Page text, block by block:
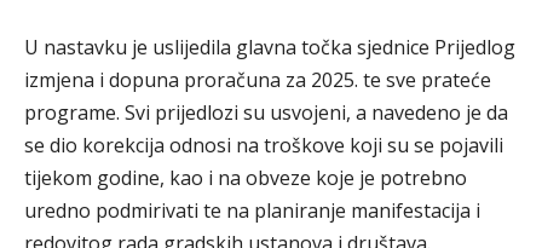
U nastavku je uslijedila glavna točka sjednice Prijedlog
izmjena i dopuna proračuna za 2025. te sve prateće
programe. Svi prijedlozi su usvojeni, a navedeno je da
se dio korekcija odnosi na troškove koji su se pojavili
tijekom godine, kao i na obveze koje je potrebno
uredno podmirivati te na planiranje manifestacija i